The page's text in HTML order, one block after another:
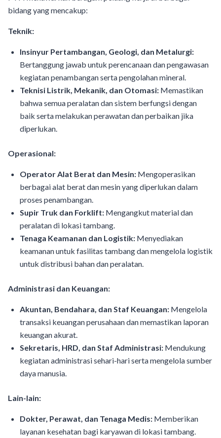
bidang yang mencakup:
Teknik:
Insinyur Pertambangan, Geologi, dan Metalurgi:
Bertanggung jawab untuk perencanaan dan pengawasan
kegiatan penambangan serta pengolahan mineral.
Teknisi Listrik, Mekanik, dan Otomasi: Memastikan
bahwa semua peralatan dan sistem berfungsi dengan
baik serta melakukan perawatan dan perbaikan jika
diperlukan.
Operasional:
Operator Alat Berat dan Mesin: Mengoperasikan
berbagai alat berat dan mesin yang diperlukan dalam
proses penambangan.
Supir Truk dan Forklift: Mengangkut material dan
peralatan di lokasi tambang.
Tenaga Keamanan dan Logistik: Menyediakan
keamanan untuk fasilitas tambang dan mengelola logistik
untuk distribusi bahan dan peralatan.
Administrasi dan Keuangan:
Akuntan, Bendahara, dan Staf Keuangan: Mengelola
transaksi keuangan perusahaan dan memastikan laporan
keuangan akurat.
Sekretaris, HRD, dan Staf Administrasi: Mendukung
kegiatan administrasi sehari-hari serta mengelola sumber
daya manusia.
Lain-lain:
Dokter, Perawat, dan Tenaga Medis: Memberikan
layanan kesehatan bagi karyawan di lokasi tambang.